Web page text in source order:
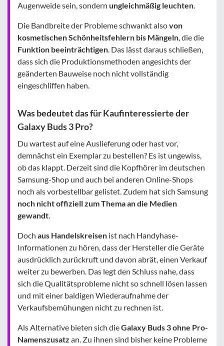
Augenweide sein, sondern ungleichmäßig leuchten.
Die Bandbreite der Probleme schwankt alsovon
kosmetischen Schönheitsfehlern bis Mängeln, die die
Funktion beeinträchtigen. Das lässt daraus schließen,
dass sich die Produktionsmethoden angesichts der
geänderten Bauweise noch nicht vollständig
eingeschliffen haben.
Was bedeutet das für Kaufinteressierte der
Galaxy Buds 3 Pro?
Du wartest auf eine Auslieferung oder hast vor,
demnächst ein Exemplar zu bestellen? Es ist ungewiss,
ob das klappt. Derzeit sind die Kopfhörer im deutschen
Samsung-Shop und auch bei anderen Online-Shops
noch als vorbestellbar gelistet. Zudem hat sich Samsung
noch nicht offiziell zum Thema an die Medien
gewandt.
Doch aus Handelskreisen ist nach Handyhase-
Informationen zu hören, dass der Hersteller die Geräte
ausdrücklich zurückruft und davon abrät, einen Verkauf
weiter zu bewerben. Das legt den Schluss nahe, dass
sich die Qualitätsprobleme nicht so schnell lösen lassen
und mit einer baldigen Wiederaufnahme der
Verkaufsbemühungen nicht zu rechnen ist.
Als Alternative bieten sich dieGalaxy Buds 3 ohne Pro-
Namenszusatz an. Zu ihnen sind bisher keine Probleme